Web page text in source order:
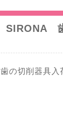
SIRONA
切削器具入